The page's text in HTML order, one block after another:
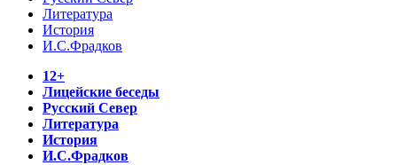
Литература
История
И.С.Фрадков
12+
Лицейские беседы
Русский Север
Литература
История
И.С.Фрадков